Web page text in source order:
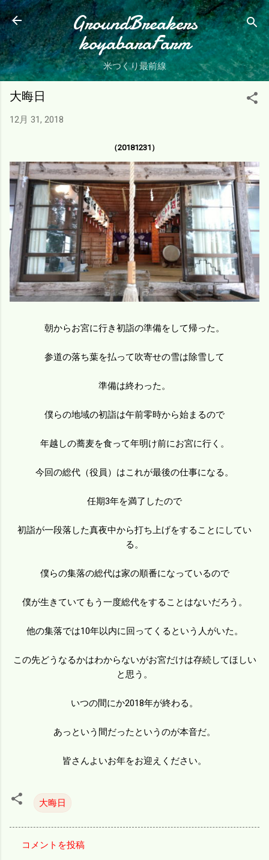
スキップしてメイン コンテンツに移動
GroundBreakers
koyabaraFarm
米つくり最前線
大晦日
12月 31, 2018
（20181231）
朝からお宮に行き初詣の準備をして帰った。
参道の落ち葉を払って吹寄せの雪は除雪して
準備は終わった。
僕らの地域の初詣は午前零時から始まるので
年越しの蕎麦を食って年明け前にお宮に行く。
今回の総代（役員）はこれが最後の仕事になる。
任期3年を満了したので
初詣が一段落した真夜中から打ち上げをすることにしてい
る。
僕らの集落の総代は家の順番になっているので
僕が生きていてもう一度総代をすることはないだろう。
他の集落では10年以内に回ってくるという人がいた。
この先どうなるかはわからないがお宮だけは存続してほしい
と思う。
いつの間にか2018年が終わる。
あっという間だったというのが本音だ。
皆さんよいお年をお迎えください。
大晦日
コメントを投稿